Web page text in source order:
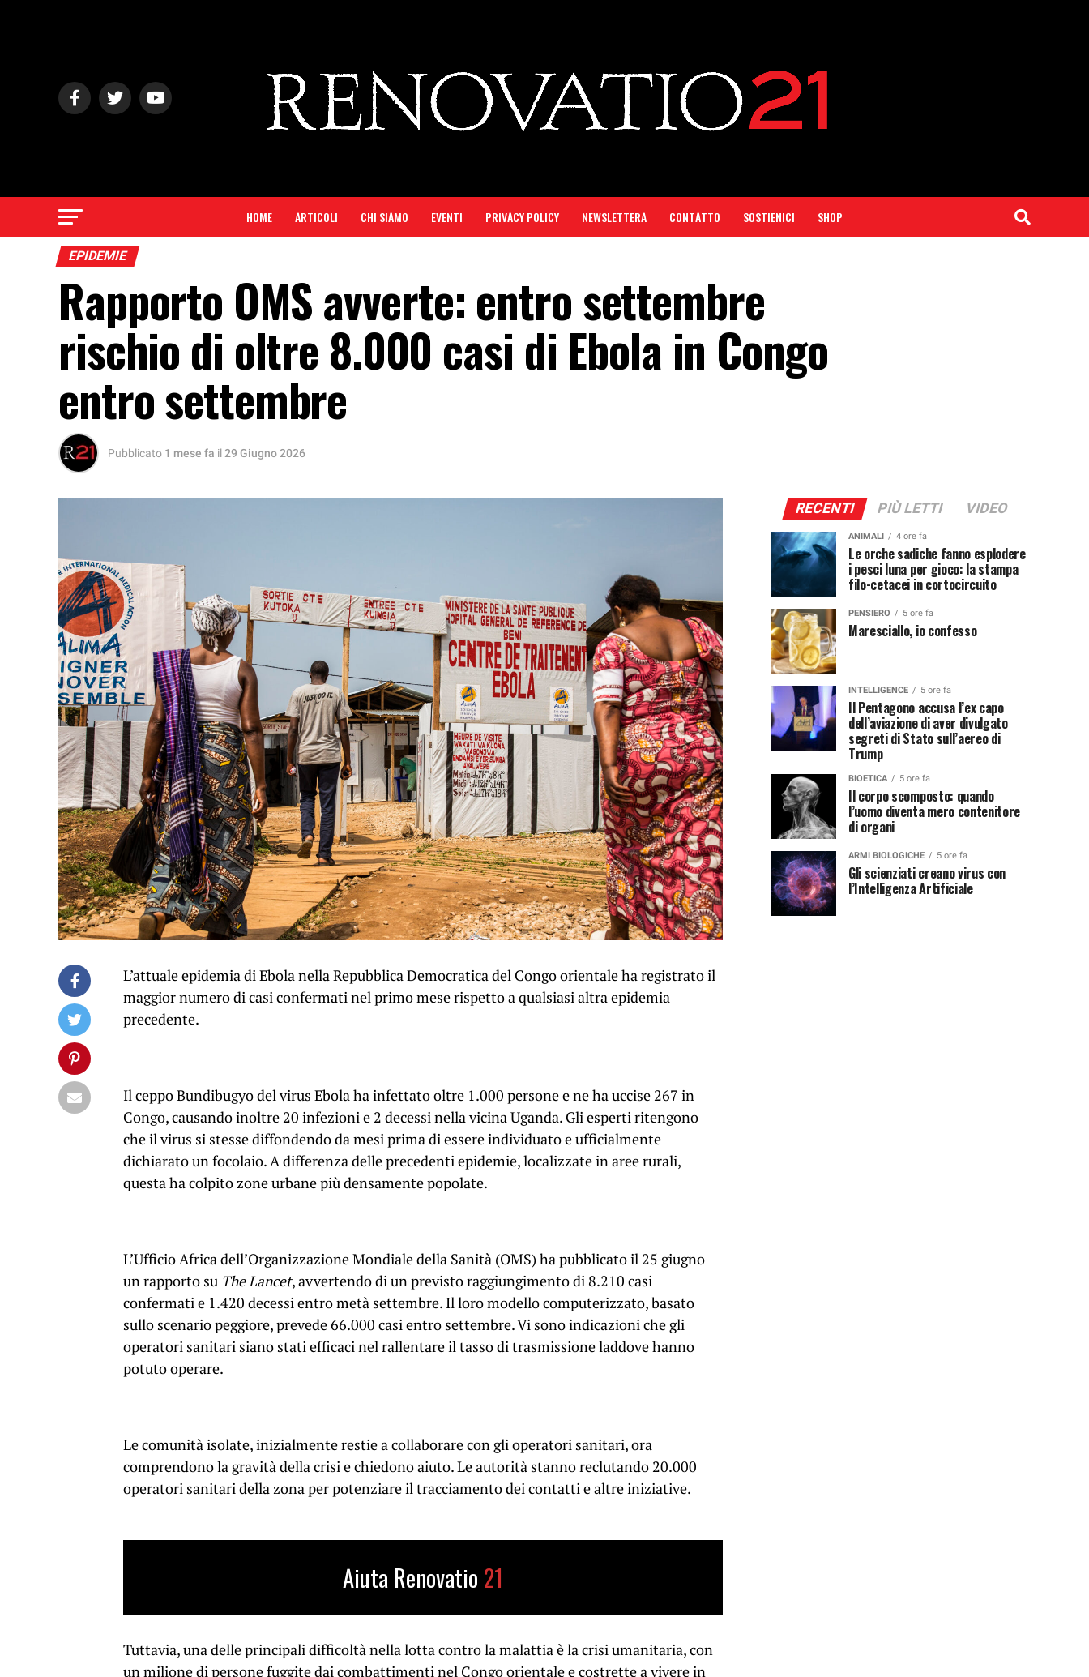
HOME ARTICOLI CHI SIAMO EVENTI PRIVACY POLICY NEWSLETTERA CONTATTO SOSTIENICI SHOP
EPIDEMIE
Rapporto OMS avverte: entro settembre
rischio di oltre 8.000 casi di Ebola in Congo
entro settembre
Pubblicato 1 mese fa il29 Giugno 2026
L’attuale epidemia di Ebola nella Repubblica Democratica del Congo orientale ha registrato il
maggior numero di casi confermati nel primo mese rispetto a qualsiasi altra epidemia
precedente.
Il ceppo Bundibugyo del virus Ebola ha infettato oltre 1.000 persone e ne ha uccise 267 in
Congo, causando inoltre 20 infezioni e 2 decessi nella vicina Uganda. Gli esperti ritengono
che il virus si stesse diffondendo da mesi prima di essere individuato e ufficialmente
dichiarato un focolaio. A differenza delle precedenti epidemie, localizzate in aree rurali,
questa ha colpito zone urbane più densamente popolate.
L’Ufficio Africa dell’Organizzazione Mondiale della Sanità (OMS) ha pubblicato il 25 giugno
un rapporto su The Lancet, avvertendo di un previsto raggiungimento di 8.210 casi
confermati e 1.420 decessi entro metà settembre. Il loro modello computerizzato, basato
sullo scenario peggiore, prevede 66.000 casi entro settembre. Vi sono indicazioni che gli
operatori sanitari siano stati efficaci nel rallentare il tasso di trasmissione laddove hanno
potuto operare.
Le comunità isolate, inizialmente restie a collaborare con gli operatori sanitari, ora
comprendono la gravità della crisi e chiedono aiuto. Le autorità stanno reclutando 20.000
operatori sanitari della zona per potenziare il tracciamento dei contatti e altre iniziative.
Aiuta Renovatio 21
Tuttavia, una delle principali difficoltà nella lotta contro la malattia è la crisi umanitaria, con
un milione di persone fuggite dai combattimenti nel Congo orientale e costrette a vivere in
RECENTI PIÙ LETTI VIDEO
ANIMALI 4 ore fa
Le orche sadiche fanno esplodere
i pesci luna per gioco: la stampa
filo-cetacei in cortocircuito
PENSIERO 5 ore fa
Maresciallo, io confesso
INTELLIGENCE 5 ore fa
Il Pentagono accusa l’ex capo
dell’aviazione di aver divulgato
segreti di Stato sull’aereo di
Trump
BIOETICA 5 ore fa
Il corpo scomposto: quando
l’uomo diventa mero contenitore
di organi
ARMI BIOLOGICHE 5 ore fa
Gli scienziati creano virus con
l’Intelligenza Artificiale